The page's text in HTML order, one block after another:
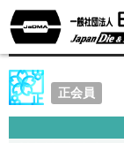
山下電気株
正会員